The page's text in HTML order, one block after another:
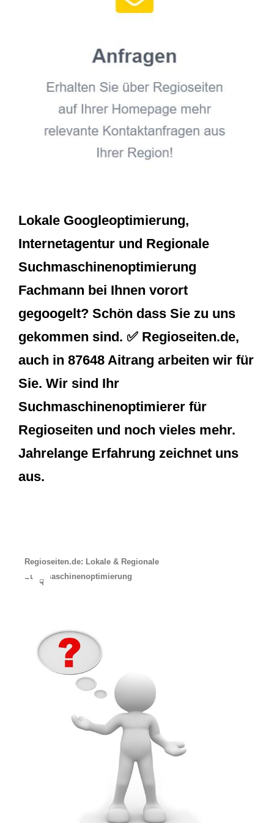
Lokale Googleoptimierung,
Internetagentur und Regionale
Suchmaschinenoptimierung
Fachmann bei Ihnen vorort
gegoogelt? Schön dass Sie zu uns
gekommen sind. ✅ Regioseiten.de,
auch in 87648 Aitrang arbeiten wir für
Sie. Wir sind Ihr
Suchmaschinenoptimierer für
Regioseiten und noch vieles mehr.
Jahrelange Erfahrung zeichnet uns
aus.
Regioseiten.de: Lokale & Regionale
Suchmaschinenoptimierung
☟